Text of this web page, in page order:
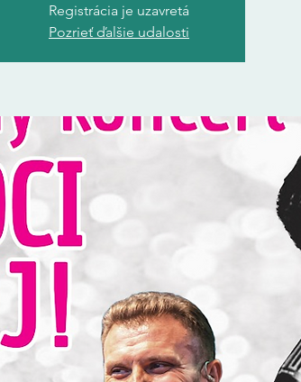
Registrácia je uzavretá
Pozrieť ďalšie udalosti